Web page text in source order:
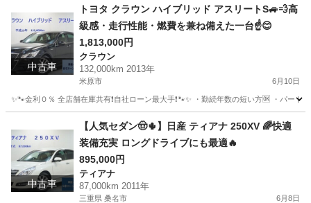
中古車
トヨタ クラウン ハイブリッド アスリートS🚙💨高
級感・走行性能・燃費を兼ね備えた一台☝️😊
1,813,000円
クラウン
132,000km 2013年
米原市 6月10日
✨🐾金利０％ 全店舗在庫共有❗️自社ローン最大手❗️🐾✨ ・勤続年数の短い方🆗 ・パー
クラウン アスリート
中古車
【人気セダン🤠🌵】日産 ティアナ 250XV 🌈快適
装備充実 ロングドライブにも最適🔥
895,000円
ティアナ
87,000km 2011年
三重県 桑名市 6月8日